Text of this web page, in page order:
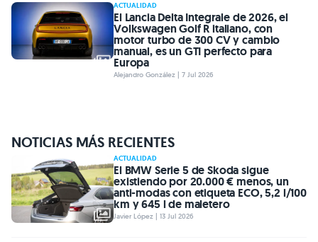
ACTUALIDAD
El Lancia Delta Integrale de 2026, el
Volkswagen Golf R italiano, con
motor turbo de 300 CV y cambio
manual, es un GTI perfecto para
Europa
Alejandro González | 7 Jul 2026
NOTICIAS MÁS RECIENTES
ACTUALIDAD
El BMW Serie 5 de Skoda sigue
existiendo por 20.000 € menos, un
anti-modas con etiqueta ECO, 5,2 l/100
km y 645 l de maletero
Javier López | 13 Jul 2026